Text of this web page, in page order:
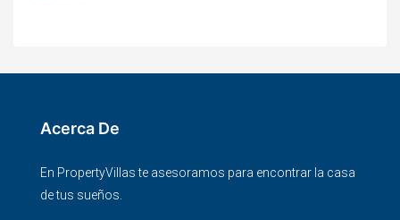
Acerca De
En PropertyVillas te asesoramos para encontrar la casa
de tus sueños.